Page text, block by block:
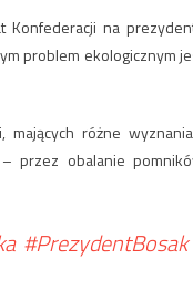
Konfederacji na
problem ekologicznym
mających różne
przez obalanie
#PrezydentBosak